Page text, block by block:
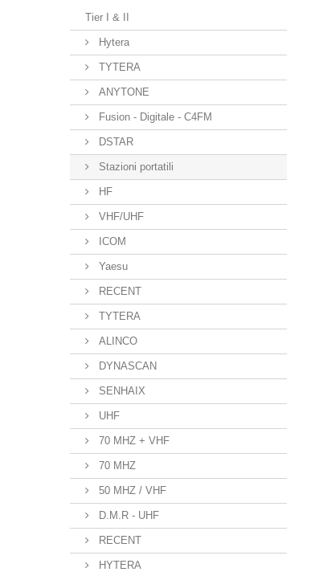
Tier I & II
Hytera
TYTERA
ANYTONE
Fusion - Digitale - C4FM
DSTAR
Stazioni portatili
HF
VHF/UHF
ICOM
Yaesu
RECENT
TYTERA
ALINCO
DYNASCAN
SENHAIX
UHF
70 MHZ + VHF
70 MHZ
50 MHZ / VHF
D.M.R - UHF
RECENT
HYTERA